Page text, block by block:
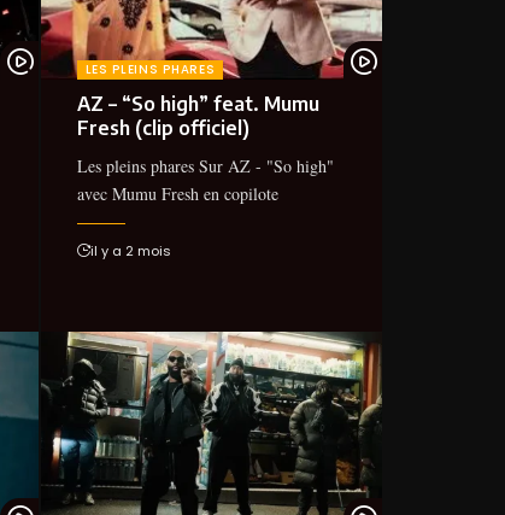
LES PLEINS PHARES
AZ – “So high” feat. Mumu
Fresh (clip officiel)
Les pleins phares Sur AZ - "So high"
avec Mumu Fresh en copilote
il y a 2 mois